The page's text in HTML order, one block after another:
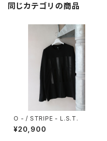
同じカテゴリの商品
O - / STRIPE - L.S.T.
¥20,900